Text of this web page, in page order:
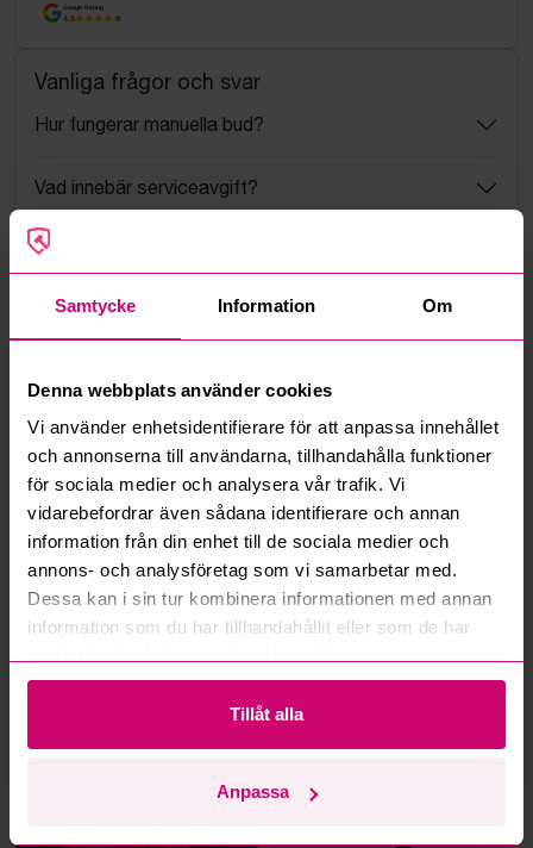
Samtycke Information Om
Denna webbplats använder cookies
Vi använder enhetsidentifierare för att anpassa innehållet
och annonserna till användarna, tillhandahålla funktioner
för sociala medier och analysera vår trafik. Vi
vidarebefordrar även sådana identifierare och annan
information från din enhet till de sociala medier och
annons- och analysföretag som vi samarbetar med.
Dessa kan i sin tur kombinera informationen med annan
information som du har tillhandahållit eller som de har
Tillåt alla
Anpassa
Google Rating
4.5
Vanliga frågor och svar
Hur fungerar manuella bud?
Vad innebär serviceavgift?
Vad är ett reservationspris?
Hur fungerar maxbud?
Kan jag ångra ett bud?
Kan ni frakta mina vunna objekt?
Läs fler frågor och svar
Mer från samma kategori